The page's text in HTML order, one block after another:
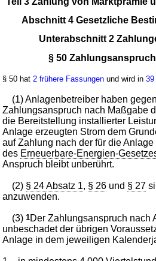
Abschnitt 4 Gesetzliche
Unterabschnitt 2
§ 50
§ 50 hat 2 frühere Fassungen und wird in
(1) Anlagenbetreiber haben
Zahlungsanspruch nach Maßgabe
die Bereitstellung installierter
Anlage erzeugten Strom dem
auf Zahlung nach der für die
des Erneuerbare-Energien-
Anspruch bleibt unberührt.
(2) § 24 Absatz 1, § 26 und § 27
anzuwenden.
(3)1Der Zahlungsanspruch nach
unbeschadet der übrigen
Anlage in dem jeweiligen